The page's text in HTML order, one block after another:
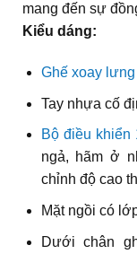
mang đến sự
Kiểu dáng:
Ghế xoay
Tay nhựa cố
Bộ điều khiển
ngả, hãm ở
chỉnh độ cao
Mặt ngồi có
Dưới chân